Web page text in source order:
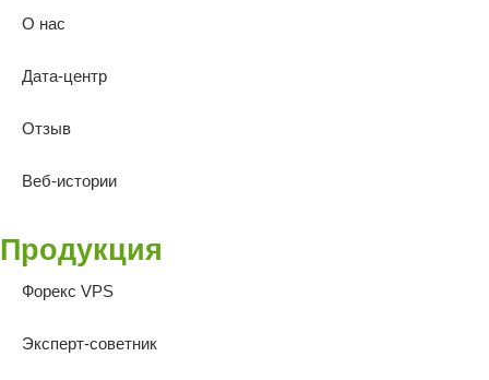
О нас
Дата-центр
Отзыв
Веб-истории
Продукция
Форекс VPS
Эксперт-советник